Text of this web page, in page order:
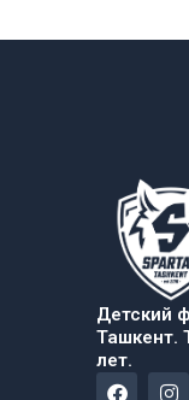
Детский
Ташкент.
лет.
F
I